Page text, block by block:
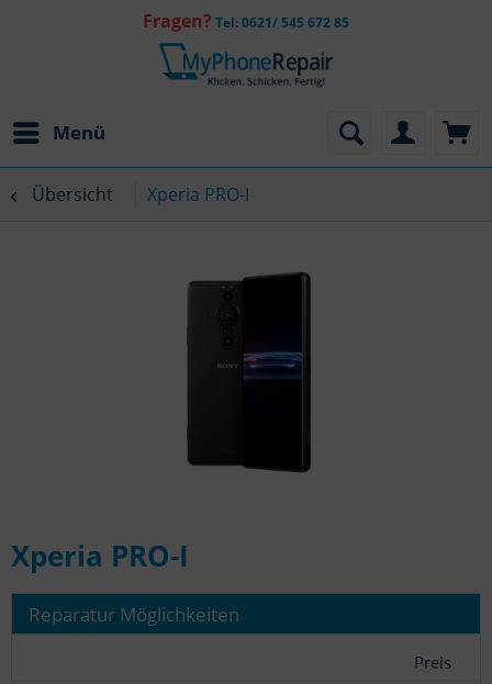
Fragen? Tel: 0621/ 545 672 85
Menü
Übersicht Xperia PRO-I
Xperia PRO-I
Reparatur Möglichkeiten
Preis